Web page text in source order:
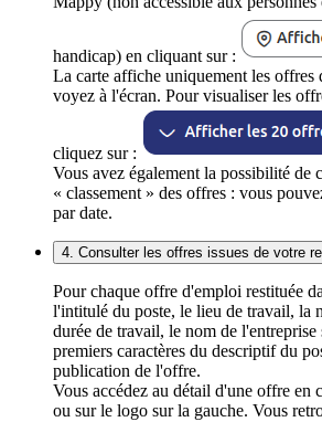
handicap) en cliquant sur :
La carte affiche uniquement les offres
voyez à l'écran. Pour visualiser les
cliquez sur :
Vous avez également la possibilité de
« classement » des offres : vous
par date.
4. Consulter les offres issues de votre
Pour chaque offre d'emploi restituée
l'intitulé du poste, le lieu de travail, la
durée de travail, le nom de l'entreprise
premiers caractères du descriptif du
publication de l'offre.
Vous accédez au détail d'une offre en
ou sur le logo sur la gauche. Vous